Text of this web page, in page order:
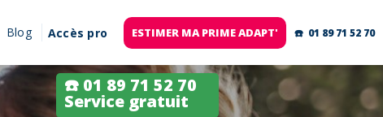
Blog Accès pro ESTIMER MA PRIME ADAPT' ☎️ 01 89 71 52 70
☎️ 01 89 71 52 70
Service gratuit